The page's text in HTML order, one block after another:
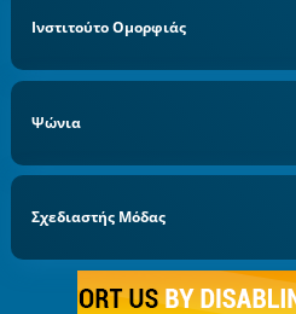
Ινστιτούτο Ομορφιάς
Ψώνια
Σχεδιαστής Μόδας